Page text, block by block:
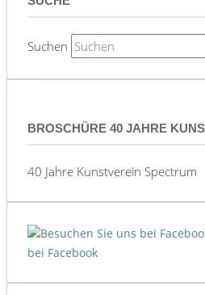
Suchen
BROSCHÜRE 40 JAHRE
40 Jahre Kunstverein Spectrum
bei Facebook